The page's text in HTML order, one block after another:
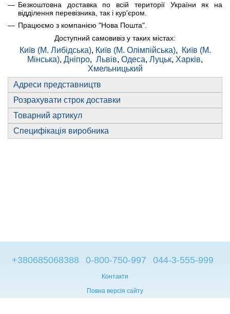
Безкоштовна доставка по всій території України як на
відділення перевізника, так і кур'єром.
Працюємо з компанією "Нова Пошта".
Доступний самовивіз у таких містах:
Київ (М. Либідська), Київ (М. Олімпійська),
Київ (М.
Мінська), Дніпро, Львів, Одеса, Луцьк, Харків,
Хмельницький
Адреси представництв
Розрахувати строк доставки
Товарний артикул
Специфікація виробника
+380685068388 0-800-750-997 044-3-555-999
Контакти
Повна версія сайту